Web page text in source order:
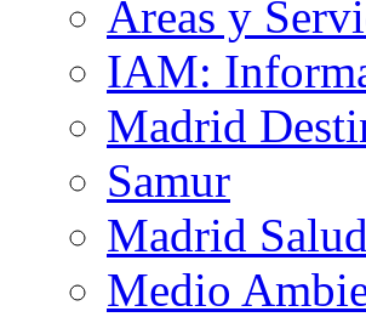
Áreas y
IAM:
Madrid
Samur
Madrid Salud
Medio